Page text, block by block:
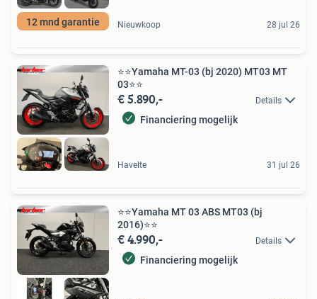
12 mnd garantie Nieuwkoop 28 jul 26
⭐️⭐Yamaha MT-03 (bj 2020) MT03 MT
03⭐️⭐
€ 5.890,- Details
Financiering mogelijk
Havelte 31 jul 26
⭐️⭐Yamaha MT 03 ABS MT03 (bj
2016)⭐️⭐
€ 4.990,- Details
Financiering mogelijk